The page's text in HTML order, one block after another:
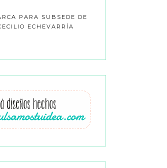
PARA SUBSEDE DE
ECHEVARRÍA